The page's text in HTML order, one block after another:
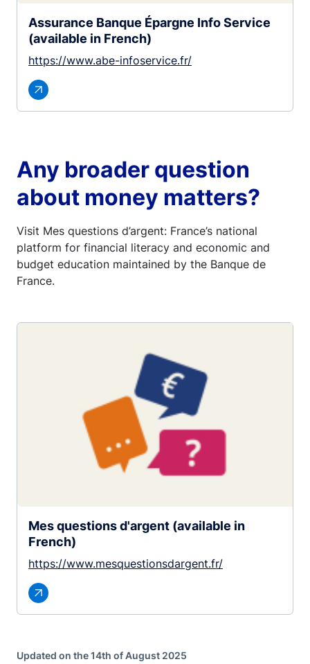
Assurance Banque Épargne Info Service
(available in French)
https://www.abe-infoservice.fr/
Any broader question
about money matters?
Visit Mes questions d’argent: France’s national
platform for financial literacy and economic and
budget education maintained by the Banque de
France.
Mes questions d'argent (available in
French)
https://www.mesquestionsdargent.fr/
Updated on the 14th of August 2025